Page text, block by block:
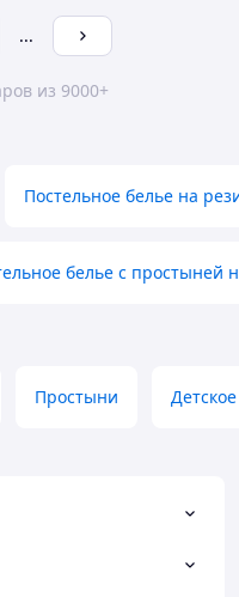
...
из 9000+
Постельное белье на
белье с простыней
Простыни